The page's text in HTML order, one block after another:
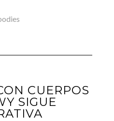
CUERPOS
SIGUE